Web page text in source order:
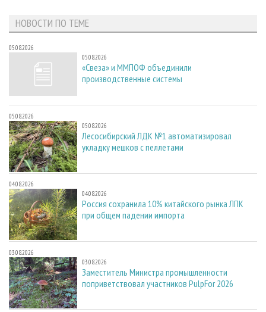
НОВОСТИ ПО ТЕМЕ
05.08.2026
05.08.2026
«Свеза» и ММПОФ объединили
производственные системы
05.08.2026
05.08.2026
Лесосибирский ЛДК №1 автоматизировал
укладку мешков с пеллетами
04.08.2026
04.08.2026
Россия сохранила 10% китайского рынка ЛПК
при общем падении импорта
03.08.2026
03.08.2026
Заместитель Министра промышленности
поприветствовал участников PulpFor 2026